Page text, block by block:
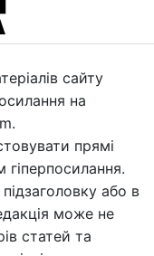
сайту
на
прямі
гіперпосилання.
або в
може не
статей та